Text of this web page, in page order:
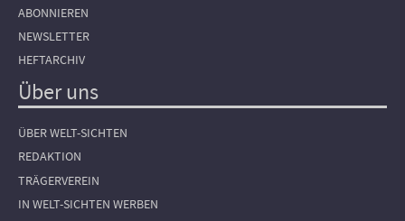
ABONNIEREN
NEWSLETTER
HEFTARCHIV
Über uns
ÜBER WELT-SICHTEN
REDAKTION
TRÄGERVEREIN
IN WELT-SICHTEN WERBEN